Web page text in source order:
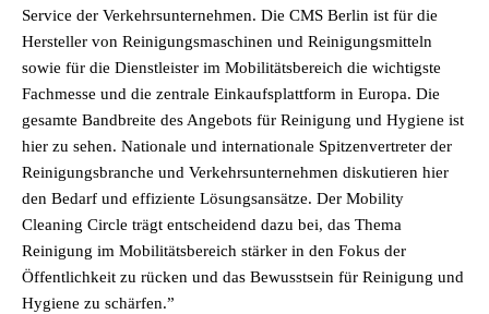
Service der Verkehrsunternehmen. Die CMS Berlin ist für die
Hersteller von Reinigungsmaschinen und Reinigungsmitteln
sowie für die Dienstleister im Mobilitätsbereich die wichtigste
Fachmesse und die zentrale Einkaufsplattform in Europa. Die
gesamte Bandbreite des Angebots für Reinigung und Hygiene ist
hier zu sehen. Nationale und internationale Spitzenvertreter der
Reinigungsbranche und Verkehrsunternehmen diskutieren hier
den Bedarf und effiziente Lösungsansätze. Der Mobility
Cleaning Circle trägt entscheidend dazu bei, das Thema
Reinigung im Mobilitätsbereich stärker in den Fokus der
Öffentlichkeit zu rücken und das Bewusstsein für Reinigung und
Hygiene zu schärfen.”